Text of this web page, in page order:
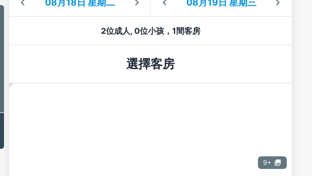
2位成人, 0位小孩，1間客房
選擇客房
9+